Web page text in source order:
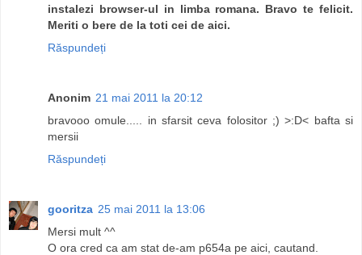
instalezi browser-ul in limba romana. Bravo te felicit.
Meriti o bere de la toti cei de aici.
Răspundeți
Anonim 21 mai 2011 la 20:12
bravooo omule..... in sfarsit ceva folositor ;) >:D< bafta si
mersii
Răspundeți
gooritza 25 mai 2011 la 13:06
Mersi mult ^^
O ora cred ca am stat de-am p654a pe aici, cautand.